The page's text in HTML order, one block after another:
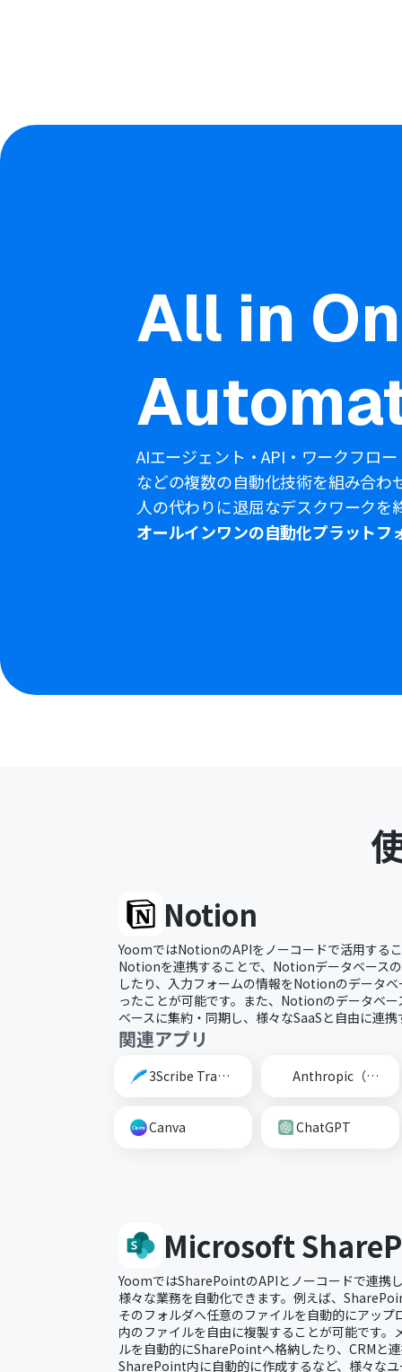
All in
AIエージェント・API・ワークフロー
などの複数の自動化技術を組み合わ
人の代わりに退屈なデスクワークを
オールインワンの自動化プラットフ
Notion
YoomではNotionのAPIをノーコードで活用する
Notionを連携することで、Notionデータベース
したり、入力フォームの情報をNotionのデータ
ったことが可能です。また、Notionのデータベ
ベースに集約・同期し、様々なSaaSと自由に連
関連アプリ
3Scribe Transcription Anthropic（Claude）
Canva ChatGPT
Microsoft
YoomではSharePointのAPIとノーコードで連携
様々な業務を自動化できます。例えば、
そのフォルダへ任意のファイルを自動的にアッ
内のファイルを自由に複製することが可能です。
ルを自動的にSharePointへ格納したり、CRMと
SharePoint内に自動的に作成するなど、様々な